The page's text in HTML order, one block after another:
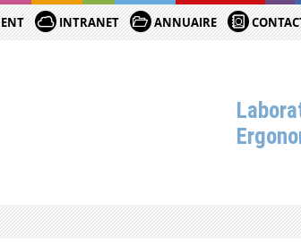
INTRANET ANNUAIRE